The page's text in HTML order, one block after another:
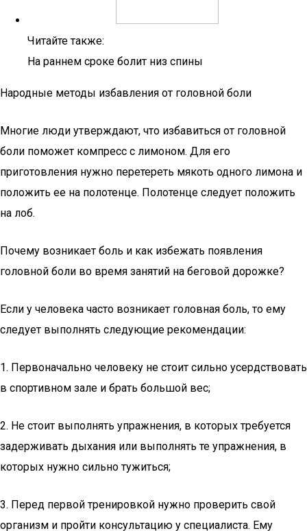
Читайте также:
На раннем сроке болит низ спины
Народные методы избавления от головной боли
Многие люди утверждают, что избавиться от головной
боли поможет компресс с лимоном. Для его
приготовления нужно перетереть мякоть одного лимона и
положить ее на полотенце. Полотенце следует положить
на лоб.
Почему возникает боль и как избежать появления
головной боли во время занятий на беговой дорожке?
Если у человека часто возникает головная боль, то ему
следует выполнять следующие рекомендации:
1. Первоначально человеку не стоит сильно усердствовать
в спортивном зале и брать большой вес;
2. Не стоит выполнять упражнения, в которых требуется
задерживать дыхания или выполнять те упражнения, в
которых нужно сильно тужиться;
3. Перед первой тренировкой нужно проверить свой
организм и пройти консультацию у специалиста. Ему